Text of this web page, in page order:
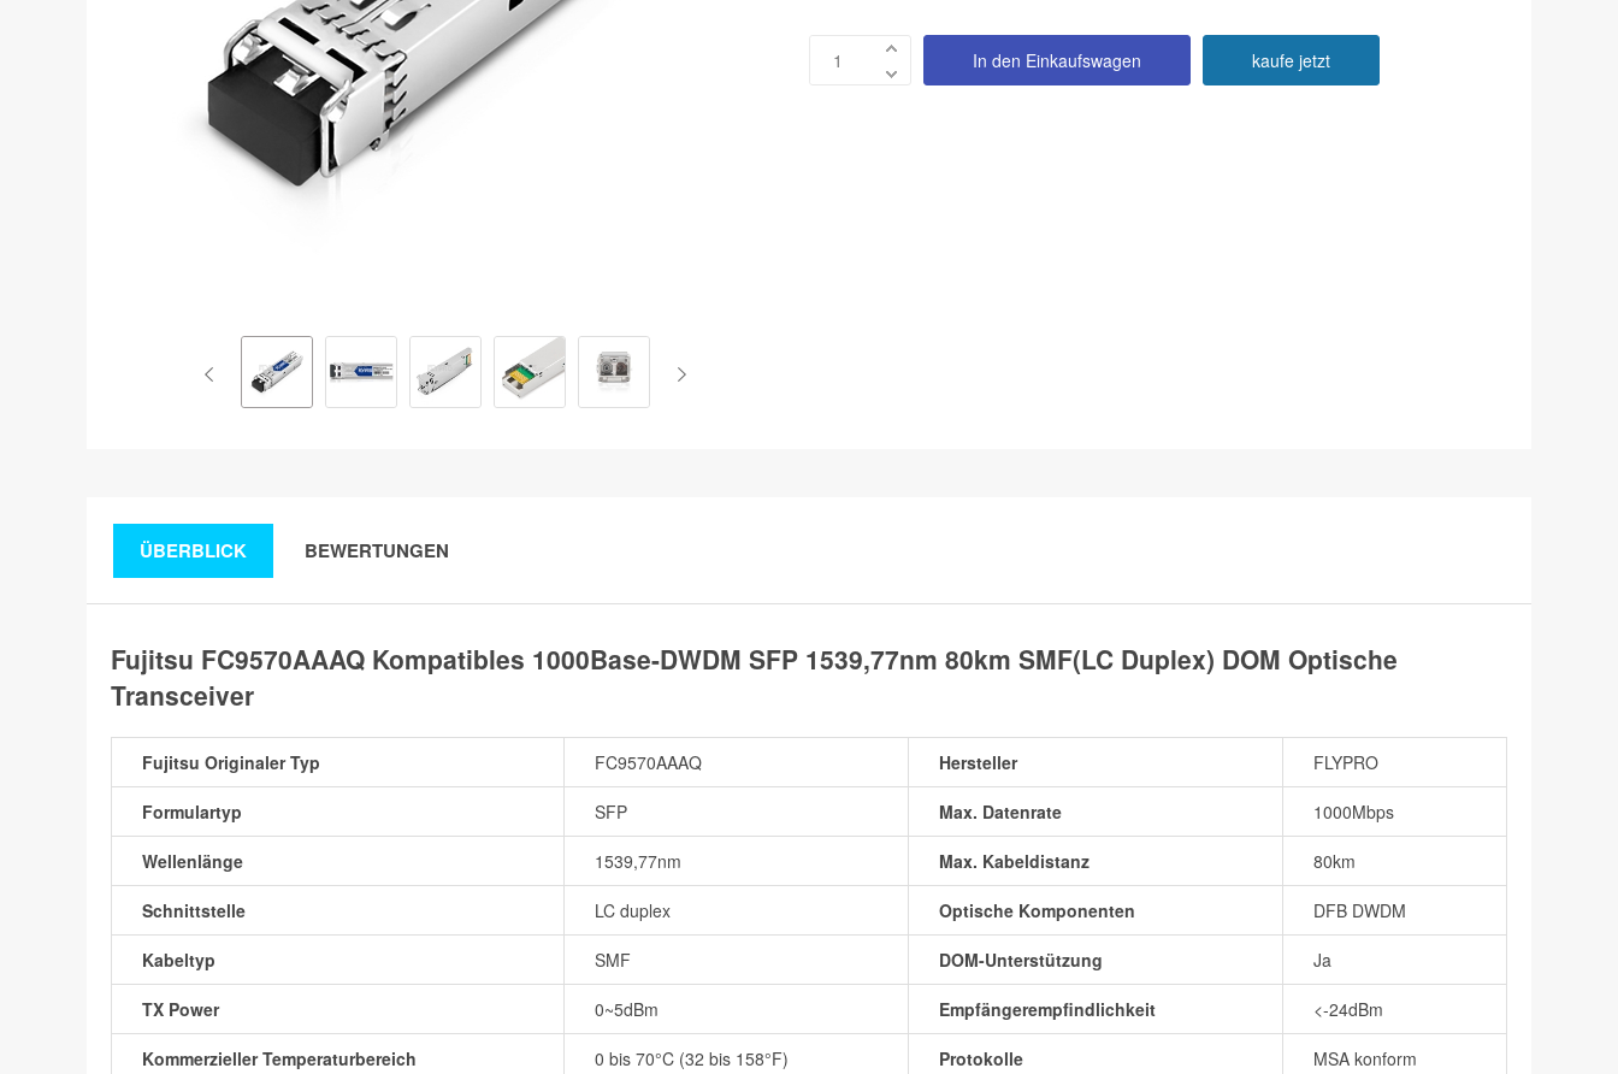
In den Einkaufswagen kaufe jetzt
ÜBERBLICK BEWERTUNGEN
Fujitsu FC9570AAAQ Kompatibles 1000Base-DWDM SFP 1539,77nm 80km SMF(LC Duplex) DOM Optische
Transceiver
Fujitsu Originaler Typ FC9570AAAQ Hersteller FLYPRO
Formulartyp SFP Max. Datenrate 1000Mbps
Wellenlänge 1539,77nm Max. Kabeldistanz 80km
Schnittstelle LC duplex Optische Komponenten DFB DWDM
Kabeltyp SMF DOM-Unterstützung Ja
TX Power 0~5dBm Empfängerempfindlichkeit <-24dBm
Kommerzieller Temperaturbereich 0 bis 70°C (32 bis 158°F) Protokolle MSA konform